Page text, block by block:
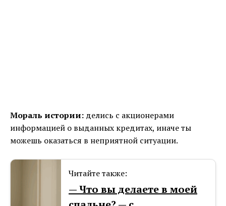
Мораль истории: делись с акционерами
информацией о выданных кредитах, иначе ты
можешь оказаться в неприятной ситуации.
Читайте также:
— Что вы делаете в моей